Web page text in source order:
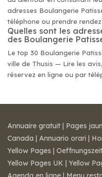
adresses Boulangerie
téléphone ou prendre
Quelles sont les
des Boulangerie
Le top 30 Boulangerie
ville de Thusis — Lire les
réservez en ligne ou par
Annuaire gratuit | Pages
Canada | Annuario orari |
Yellow Pages |
Yellow Pages UK | Yellow